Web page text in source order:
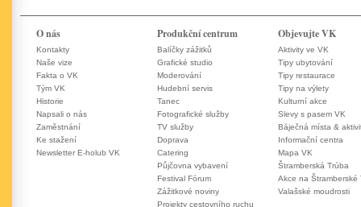
O nás
Kontakty
Naše vize
Fakta o VK
Tým VK
Historie
Napsali o nás
Zaměstnání
Ke stažení
Newsletter E-holub VK
Produkční centrum
Balíčky zážitků
Grafické studio
Moderování
Hudební servis
Tanec
Fotografické služby
TV služby
Doprava
Catering
Půjčovna vybavení
Festival Fórum
Zážitkové noviny
Projekty cestovního ruchu
Objevujte VK
Aktivity ve VK
Tipy ubytování
Tipy restaurace
Tipy na výlety
Kulturní akce
Slevy s pasem VK
Báječná místa &
Informační centra
Mapa VK
Štramberská Trúba
Akce na Štramberské
Valašské moudrosti